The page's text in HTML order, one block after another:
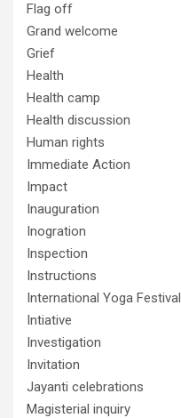
Flag off
Grand welcome
Grief
Health
Health camp
Health discussion
Human rights
Immediate Action
Impact
Inauguration
Inogration
Inspection
Instructions
International Yoga Festival
Intiative
Investigation
Invitation
Jayanti celebrations
Magisterial inquiry